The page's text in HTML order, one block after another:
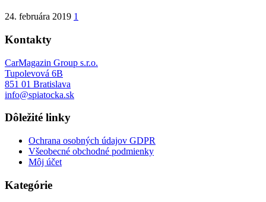
24. februára 2019 1
Kontakty
CarMagazin Group s.r.o.
Tupolevová 6B
851 01 Bratislava
info@spiatocka.sk
Dôležité linky
Ochrana osobných údajov GDPR
Všeobecné obchodné podmienky
Môj účet
Kategórie